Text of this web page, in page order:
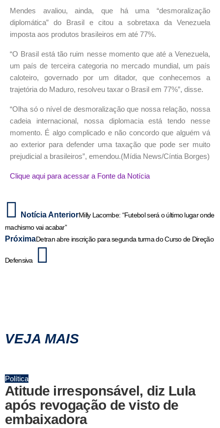
Mendes avaliou, ainda, que há uma “desmoralização
diplomática” do Brasil e citou a sobretaxa da Venezuela
imposta aos produtos brasileiros em até 77%.
“O Brasil está tão ruim nesse momento que até a Venezuela,
um país de terceira categoria no mercado mundial, um país
caloteiro, governado por um ditador, que conhecemos a
trajetória do Maduro, resolveu taxar o Brasil em 77%”, disse.
“Olha só o nível de desmoralização que nossa relação, nossa
cadeia internacional, nossa diplomacia está tendo nesse
momento. É algo complicado e não concordo que alguém vá
ao exterior para defender uma taxação que pode ser muito
prejudicial a brasileiros”, emendou.(Mídia News/Cíntia Borges)
Clique aqui para acessar a Fonte da Notícia
Notícia AnteriorMilly Lacombe: “Futebol será o último lugar onde
machismo vai acabar”
PróximaDetran abre inscrição para segunda turma do Curso de Direção
Defensiva
VEJA MAIS
Política
Atitude irresponsável, diz Lula
após revogação de visto de
embaixadora